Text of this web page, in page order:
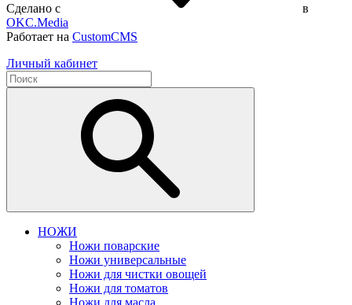
Сделано с
в
OKC.Media
Работает на CustomCMS
Личный кабинет
НОЖИ
Ножи поварские
Ножи универсальные
Ножи для чистки овощей
Ножи для томатов
Ножи для масла